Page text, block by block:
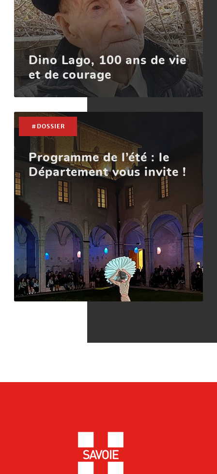
Dino Lago, 100 ans de vie
et de courage
#DOSSIER
Programme de l’été : le
Département vous invite !